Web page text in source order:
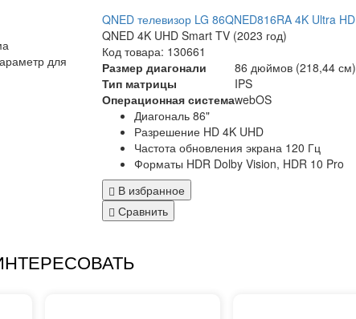
для
QNED телевизор LG 86QNED816RA 4K Ultra HD
QNED 4K UHD Smart TV (2023 год)
Код товара: 130661
Размер диагонали
86 дюймов (218,44 см)
Тип матрицы
IPS
Операционная системаwebOS
Диагональ 86"
Разрешение HD 4K UHD
Частота обновления экрана 120 Гц
Форматы HDR Dolby Vision, HDR 10 Pro
В избранное
Сравнить